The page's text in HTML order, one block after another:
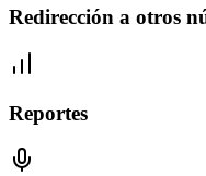
Redirección a otros
Reportes